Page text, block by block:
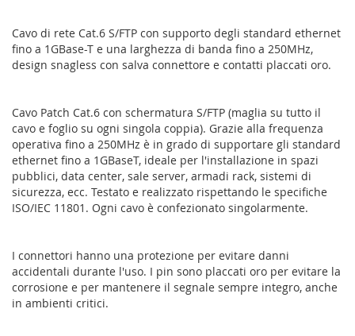
Cavo di rete Cat.6 S/FTP con supporto degli standard ethernet
fino a 1GBase-T e una larghezza di banda fino a 250MHz,
design snagless con salva connettore e contatti placcati oro.
Cavo Patch Cat.6 con schermatura S/FTP (maglia su tutto il
cavo e foglio su ogni singola coppia). Grazie alla frequenza
operativa fino a 250MHz è in grado di supportare gli standard
ethernet fino a 1GBaseT, ideale per l'installazione in spazi
pubblici, data center, sale server, armadi rack, sistemi di
sicurezza, ecc. Testato e realizzato rispettando le specifiche
ISO/IEC 11801. Ogni cavo è confezionato singolarmente.
I connettori hanno una protezione per evitare danni
accidentali durante l'uso. I pin sono placcati oro per evitare la
corrosione e per mantenere il segnale sempre integro, anche
in ambienti critici.